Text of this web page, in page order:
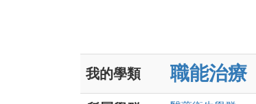
我的學類 職能治療